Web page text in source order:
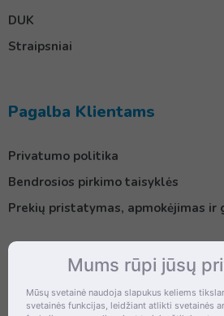
DUK
Straipsniai
Pagalba Klientams
Privatumo politika
Bendrosios pirkimo taisyklės
Prekių pristatymas, apmokėjimas ir
KontaktaiMums rūpi jūsų
Mūsų svetainė naudoja slapukus keliems
svetainės funkcijas, leidžiant atlikti svetainės